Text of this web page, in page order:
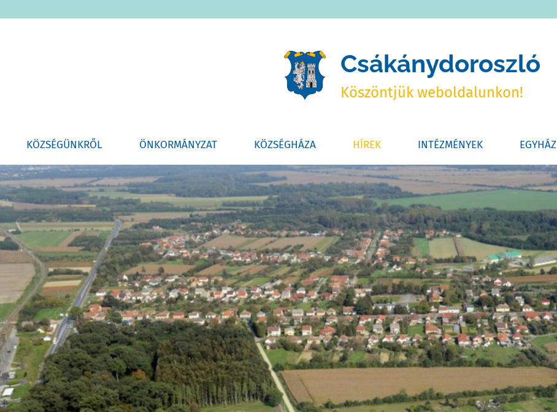
Csákánydoroszló
Köszöntjük weboldalunkon!
KÖZSÉGÜNKRŐL ÖNKORMÁNYZAT KÖZSÉGHÁZA HÍREK INTÉZMÉNYEK EGYHÁZ